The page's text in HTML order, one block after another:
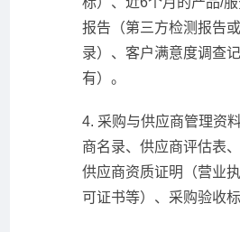
报告（第三方检测报告
录）、客户满意度调查
有）。
4. 采购与供应商管理资
商名录、供应商评估表、
供应商资质证明（营业
可证书等）、采购验收标